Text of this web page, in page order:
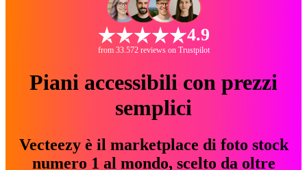
4.9
from 33.572 reviews on Trustpilot
Piani accessibili con prezzi
semplici
Vecteezy è il marketplace di foto stock
numero 1 al mondo, scelto da oltre